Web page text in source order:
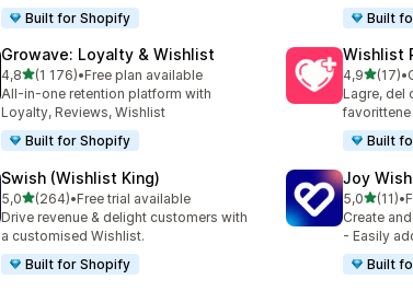
Built for Shopify
Built
Growave: Loyalty & Wishlist
4,8av 5 stjerner
(1 176)
Totalt 1176 omtaler
•Free plan available
All-in-one retention platform with
Loyalty, Reviews, Wishlist
Built for Shopify
Wishlist
4,9av 5(17)
Totalt 17 •
Lagre, del
favorittene
Built
Swish (Wishlist King)
5,0av 5 stjerner
(264)
Totalt 264 omtaler
•Free trial available
Drive revenue & delight customers with
a customised Wishlist.
Built for Shopify
Joy
5,0av 5(11)
Totalt 11 •
Create
- Easily
Built